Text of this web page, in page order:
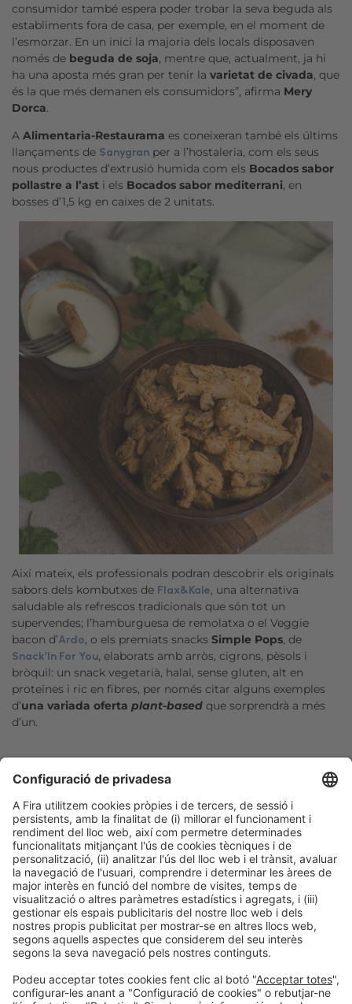
consumidor també espera poder trobar la seva beguda als
establiments fora de casa, per exemple, en el moment de
l’esmorzar. En un inici la majoria dels locals disposaven
només de beguda de soja, mentre que, actualment, ja hi
ha una aposta més gran per tenir la varietat de civada, que
és la que més demanen els consumidors”, afirma Mery
Dorca.
A Alimentaria-Restaurama es coneixeran també els últims
llançaments de Sanygran per a l’hostaleria, com els seus
nous productes d’extrusió humida com els Bocados sabor
pollastre a l’ast i els Bocados sabor mediterrani, en
bosses d’1,5 kg en caixes de 2 unitats.
Així mateix, els professionals podran descobrir els originals
sabors dels kombutxes de Flax&Kale, una alternativa
saludable als refrescos tradicionals que són tot un
supervendes; l’hamburguesa de remolatxa o el Veggie
bacon d’Ardo, o els premiats snacks Simple Pops, de
Snack’In For You, elaborats amb arròs, cigrons, pèsols i
bròquil: un snack vegetarià, halal, sense gluten, alt en
proteïnes i ric en fibres, per només citar alguns exemples
d’una variada oferta plant-based que sorprendrà a més
d’un.
Facebook Twitter LinkedIn WhatsApp Email
Informació legalAvís legal Política de privacitatPolítica de cookies